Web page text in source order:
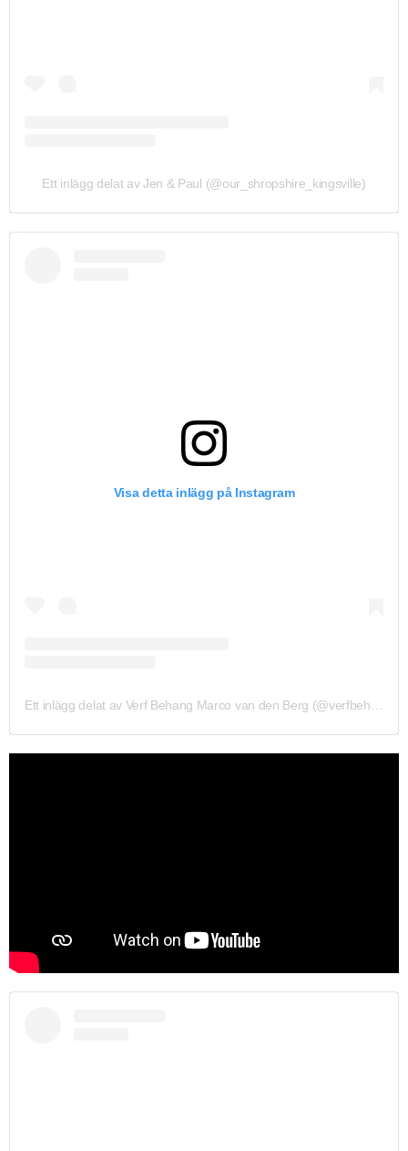
Ett inlägg delat av Jen & Paul (@our_shropshire_kingsville)
Visa detta inlägg på Instagram